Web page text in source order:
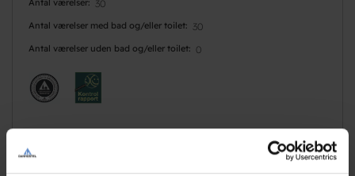
Antal værelser 30
Antal værelser med bad og/eller toilet 30
Antal værelser uden bad og/eller toilet 0